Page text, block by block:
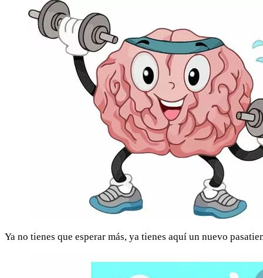
Ya no tienes que esperar más, ya tienes aquí un nuevo